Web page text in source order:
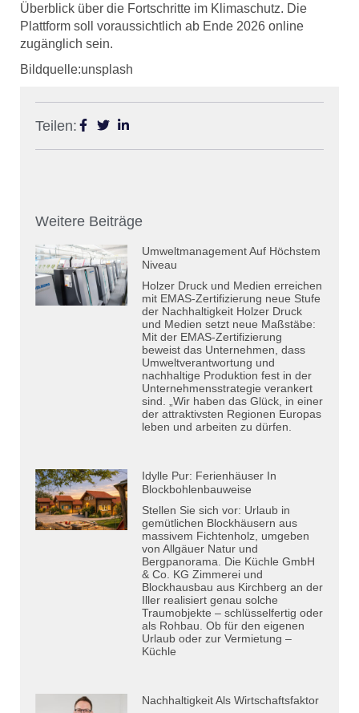
Überblick über die Fortschritte im Klimaschutz. Die
Plattform soll voraussichtlich ab Ende 2026 online
zugänglich sein.
Bildquelle:unsplash
Teilen:
Weitere Beiträge
Umweltmanagement Auf Höchstem
Niveau
Holzer Druck und Medien erreichen
mit EMAS-Zertifizierung neue Stufe
der Nachhaltigkeit Holzer Druck
und Medien setzt neue Maßstäbe:
Mit der EMAS-Zertifizierung
beweist das Unternehmen, dass
Umweltverantwortung und
nachhaltige Produktion fest in der
Unternehmensstrategie verankert
sind. „Wir haben das Glück, in einer
der attraktivsten Regionen Europas
leben und arbeiten zu dürfen.
Idylle Pur: Ferienhäuser In
Blockbohlenbauweise
Stellen Sie sich vor: Urlaub in
gemütlichen Blockhäusern aus
massivem Fichtenholz, umgeben
von Allgäuer Natur und
Bergpanorama. Die Küchle GmbH
& Co. KG Zimmerei und
Blockhausbau aus Kirchberg an der
Iller realisiert genau solche
Traumobjekte – schlüsselfertig oder
als Rohbau. Ob für den eigenen
Urlaub oder zur Vermietung –
Küchle
Nachhaltigkeit Als Wirtschaftsfaktor